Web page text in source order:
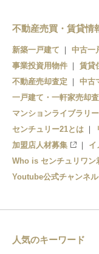
岩鼻
宇部
不動産売買・賃貸情
新築一戸建て 中古一
事業投資用物件
賃貸
不動産売却査定
中古
一戸建て・一軒家売却
マンションライブラリー
センチュリー21とは
加盟店人材募集
イ
Who is センチュリワン
Youtube公式チャンネル
人気のキーワード